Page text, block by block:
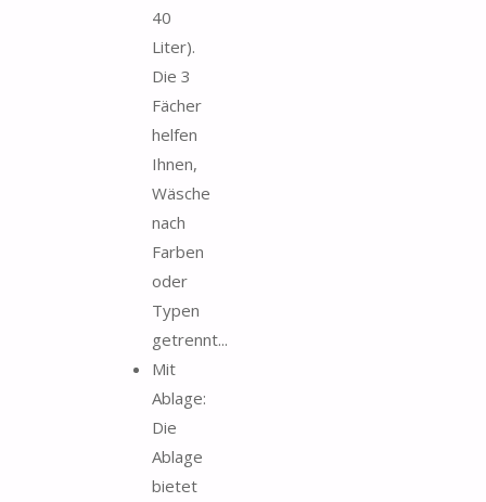
40
Liter).
Die 3
Fächer
helfen
Ihnen,
Wäsche
nach
Farben
oder
Typen
getrennt...
Mit
Ablage:
Die
Ablage
bietet